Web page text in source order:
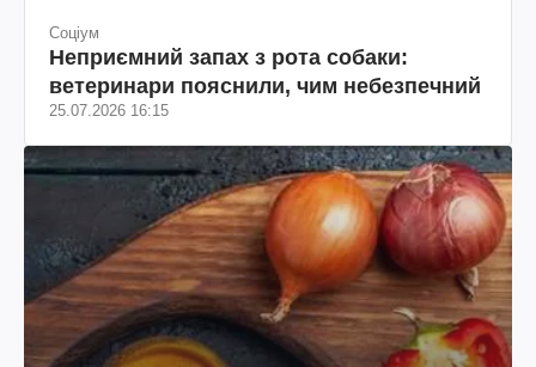
Соціум
Неприємний запах з рота собаки:
ветеринари пояснили, чим небезпечний
25.07.2026 16:15